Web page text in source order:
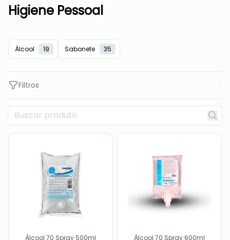
Higiene Pessoal
Álcool 19 Sabonete 35
Filtros
Álcool 70 Spray 500ml
Álcool 70 Spray 600ml